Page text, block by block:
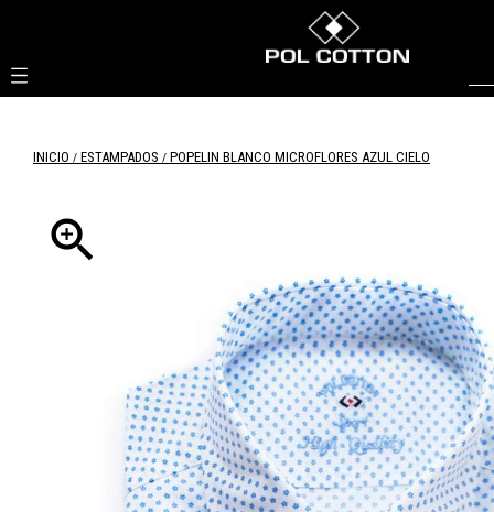
INICIO ESTAMPADOS POPELIN BLANCO MICROFLORES AZUL CIELO
